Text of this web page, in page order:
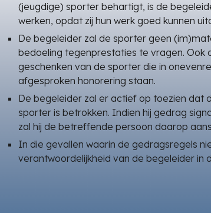
(jeugdige) sporter behartigt, is de
werken, opdat zij hun werk goed kunnen
De begeleider zal de sporter geen
bedoeling tegenprestaties te vragen.
geschenken van de sporter die in
afgesproken honorering staan.
De begeleider zal er actief op toezien dat
sporter is betrokken. Indien hij gedrag
zal hij de betreffende persoon daarop
In die gevallen waarin de gedragsregels
verantwoordelijkheid van de begeleider in